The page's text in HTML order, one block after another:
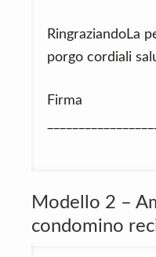
RingraziandoLa
porgo cordiali
Firma
Modello 2 –
condomino